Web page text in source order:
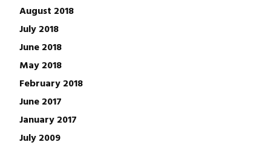
August 2018
July 2018
June 2018
May 2018
February 2018
June 2017
January 2017
July 2009